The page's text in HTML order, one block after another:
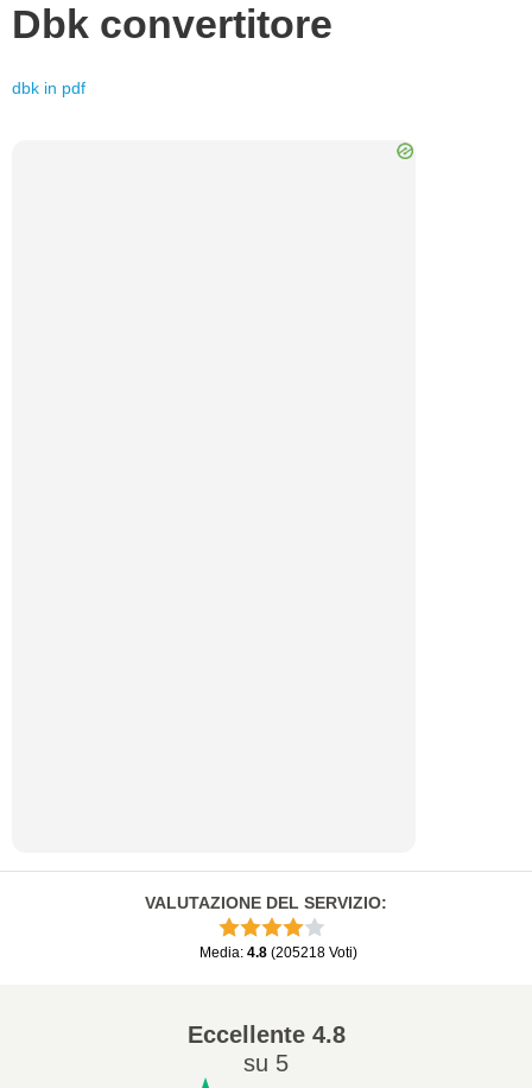
Dbk convertitore
dbk in pdf
VALUTAZIONE DEL SERVIZIO:
Media: 4.8 (205218 Voti)
Eccellente4.8
su 5